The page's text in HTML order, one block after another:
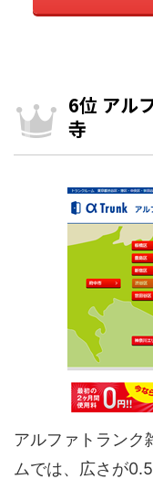
6位 アル
寺
アルファトランク
ムでは、広さが